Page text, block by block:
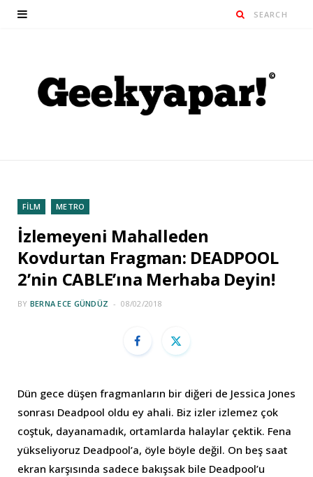
FİLM METRO
İzlemeyeni Mahalleden
Kovdurtan Fragman: DEADPOOL
2’nin CABLE’ına Merhaba Deyin!
BY BERNA ECE GÜNDÜZ 08/02/2018
Dün gece düşen fragmanların bir diğeri de Jessica Jones
sonrası Deadpool oldu ey ahali. Biz izler izlemez çok
coştuk, dayanamadık, ortamlarda halaylar çektik. Fena
yükseliyoruz Deadpool’a, öyle böyle değil. On beş saat
ekran karşısında sadece bakışsak bile Deadpool’u